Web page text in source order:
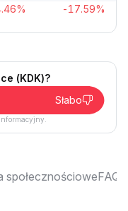
-17.59%
(KDK)?
Słabo
społecznościoweFAQ